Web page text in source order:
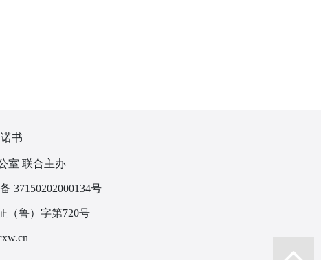
书
室 联合主办
37150202000134号
（鲁）字第720号